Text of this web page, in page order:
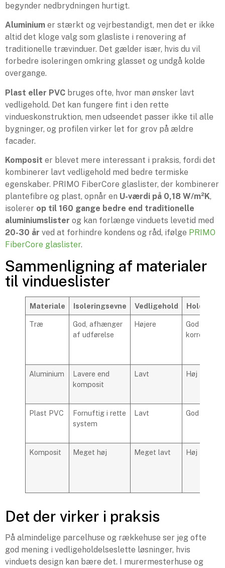
begynder nedbrydningen hurtigt.
Aluminium er stærkt og vejrbestandigt, men det er ikke
altid det kloge valg som glasliste i renovering af
traditionelle trævinduer. Det gælder især, hvis du vil
forbedre isoleringen omkring glasset og undgå kolde
overgange.
Plast eller PVC bruges ofte, hvor man ønsker lavt
vedligehold. Det kan fungere fint i den rette
vindueskonstruktion, men udseendet passer ikke til alle
bygninger, og profilen virker let for grov på ældre
facader.
Komposit er blevet mere interessant i praksis, fordi det
kombinerer lavt vedligehold med bedre termiske
egenskaber. PRIMO FiberCore glaslister, der kombinerer
plantefibre og plast, opnår en U-værdi på 0,18 W/m²K,
isolerer op til 160 gange bedre end traditionelle
aluminiumslister og kan forlænge vinduets levetid med
20-30 år ved at forhindre kondens og råd, ifølge PRIMO
FiberCore glaslister.
Sammenligning af materialer
til vindueslister
Materiale Isoleringsevne Vedligehold
Træ
God, afhænger
af udførelse
Højere
God ved
korrekt
Aluminium
Lavere end
komposit
Lavt Høj
Plast PVC
Fornuftig i rette
system
Lavt God
Komposit Meget høj Meget lavt Høj
Det der virker i praksis
På almindelige parcelhuse og rækkehuse ser jeg ofte
god mening i vedligeholdelseslette løsninger, hvis
vinduets design kan bære det. I murermesterhuse og